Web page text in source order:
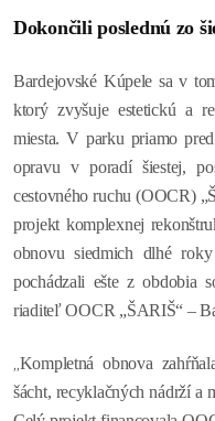
Dokončili poslednú zo
Bardejovské Kúpele sa v
ktorý zvyšuje estetickú a
miesta. V parku priamo
opravu v poradí šiestej,
cestovného ruchu (OOCR)
projekt komplexnej
obnovu siedmich dlhé
pochádzali ešte z obdobia
riaditeľ OOCR „ŠARIŠ“ –
„Kompletná obnova
šácht, recyklačných nádrží a